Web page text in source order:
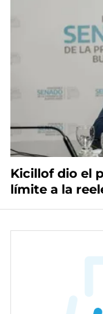
Kicillof dio el
límite a la